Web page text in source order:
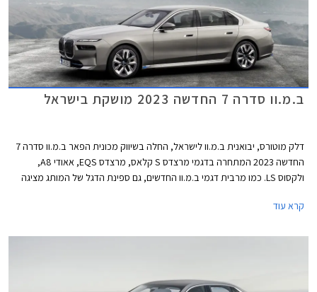
ב.מ.וו סדרה 7 החדשה 2023 מושקת בישראל
דלק מוטורס, יבואנית ב.מ.וו לישראל, החלה בשיווק מכונית הפאר ב.מ.וו סדרה 7
החדשה 2023 המתחרה בדגמי מרצדס S קלאס, מרצדס EQS, אאודי A8,
ולקסוס LS. כמו מרבית דגמי ב.מ.וו החדשים, גם ספינת הדגל של המותג מציגה
בגודל עצום עם מסגרת מוארת שגונב את ההצגה, ופנסי לד צרים מפוצלים
ומאחור מראה מינימליסטי עם יחידות תאורה צרות ופגוש גדול וחלק למדי. בכל
קרא עוד